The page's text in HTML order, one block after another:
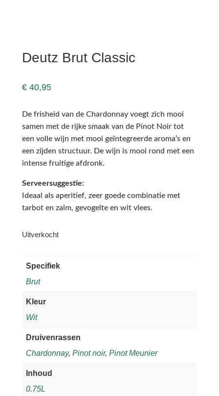
Deutz Brut Classic
€40,95
De frisheid van de Chardonnay voegt zich mooi
samen met de rijke smaak van de Pinot Noir tot
een volle wijn met mooi geïntegreerde aroma’s en
een zijden structuur. De wijn is mooi rond met een
intense fruitige afdronk.
Serveersuggestie:
Ideaal als aperitief, zeer goede combinatie met
tarbot en zalm, gevogelte en wit vlees.
Uitverkocht
Specifiek
Brut
Kleur
Wit
Druivenrassen
Chardonnay, Pinot noir, Pinot Meunier
Inhoud
0.75L